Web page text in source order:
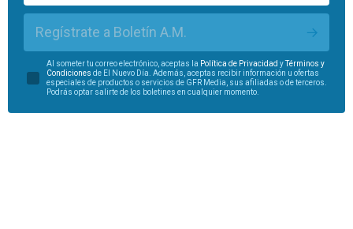
Regístrate a Boletín A.M.
Al someter tu correo electrónico, aceptas la Política de Privacidad yTérminos y
Condiciones de El Nuevo Día. Además, aceptas recibir información u ofertas
especiales de productos o servicios de GFR Media, sus afiliadas o de terceros.
Podrás optar salirte de los boletines en cualquier momento.